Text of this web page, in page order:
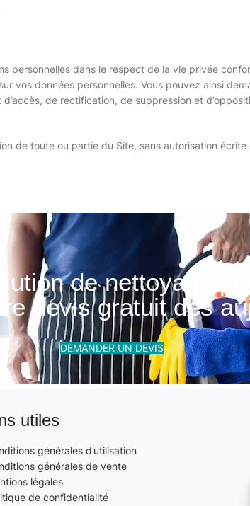
personnelles dans le respect de la vie privée
vos données personnelles. Vous pouvez ainsi
de rectification, de suppression et
de toute ou partie du Site, sans autorisation
de nettoyage
devis gratuit dès
DEMANDER UN DEVIS
utiles
générales d’utilisation
générales de vente
légales
de confidentialité